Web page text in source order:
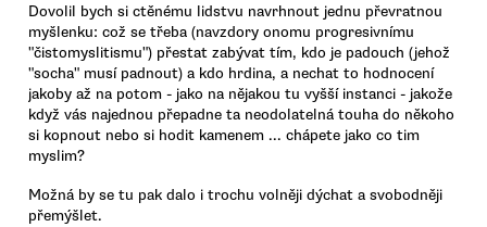
Dovolil bych si ctěnému lidstvu navrhnout jednu převratnou
myšlenku: což se třeba (navzdory onomu progresivnímu
"čistomyslitismu") přestat zabývat tím, kdo je padouch (jehož
"socha" musí padnout) a kdo hrdina, a nechat to hodnocení
jakoby až na potom - jako na nějakou tu vyšší instanci - jakože
když vás najednou přepadne ta neodolatelná touha do někoho
si kopnout nebo si hodit kamenem ... chápete jako co tim
myslim?
Možná by se tu pak dalo i trochu volněji dýchat a svobodněji
přemýšlet.